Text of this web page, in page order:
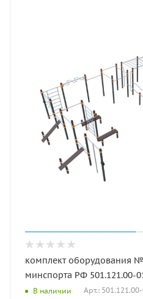
комплект оборудования
минспорта РФ 501.121.00-
В наличии Арт.: